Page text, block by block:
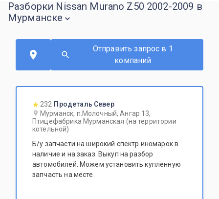
Разборки Nissan Murano Z50 2002-2009 в
Мурманске
Отправить запрос в 1
компаний
232 Продеталь Север
Мурманск, п.Молочный, Ангар 13,
Птицефабрика Мурманская (на территории
котельной)
Б/у запчасти на широкий спектр иномарок в
наличие и на заказ. Выкуп на разбор
автомобилей. Можем установить купленную
запчасть на месте.